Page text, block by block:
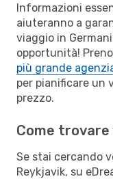
Informazioni
aiuteranno a
viaggio in
opportunità!
più grande
per pianificare un
prezzo.
Come trovare
Se stai cercando
Reykjavik, su